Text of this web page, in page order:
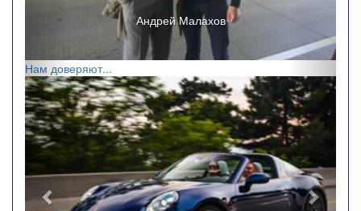
Андрей Малахов
Нам доверяют...
Назад